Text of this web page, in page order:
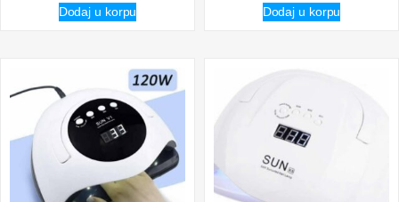
Dodaj u korpu Dodaj u korpu